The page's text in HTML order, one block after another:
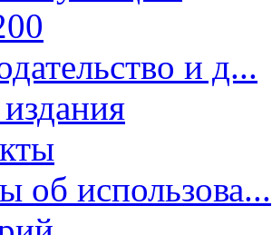
и д...
об использова...